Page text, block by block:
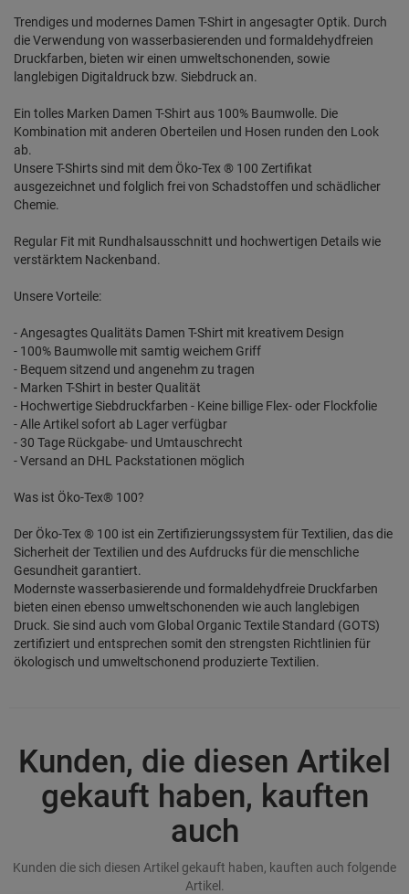
Trendiges und modernes Damen T-Shirt in angesagter Optik. Durch
die Verwendung von wasserbasierenden und formaldehydfreien
Druckfarben, bieten wir einen umweltschonenden, sowie
langlebigen Digitaldruck bzw. Siebdruck an.
Ein tolles Marken Damen T-Shirt aus 100% Baumwolle. Die
Kombination mit anderen Oberteilen und Hosen runden den Look
ab.
Unsere T-Shirts sind mit dem Öko-Tex ® 100 Zertifikat
ausgezeichnet und folglich frei von Schadstoffen und schädlicher
Chemie.
Regular Fit mit Rundhalsausschnitt und hochwertigen Details wie
verstärktem Nackenband.
Unsere Vorteile:
- Angesagtes Qualitäts Damen T-Shirt mit kreativem Design
- 100% Baumwolle mit samtig weichem Griff
- Bequem sitzend und angenehm zu tragen
- Marken T-Shirt in bester Qualität
- Hochwertige Siebdruckfarben - Keine billige Flex- oder Flockfolie
- Alle Artikel sofort ab Lager verfügbar
- 30 Tage Rückgabe- und Umtauschrecht
- Versand an DHL Packstationen möglich
Was ist Öko-Tex® 100?
Der Öko-Tex ® 100 ist ein Zertifizierungssystem für Textilien, das die
Sicherheit der Textilien und des Aufdrucks für die menschliche
Gesundheit garantiert.
Modernste wasserbasierende und formaldehydfreie Druckfarben
bieten einen ebenso umweltschonenden wie auch langlebigen
Druck. Sie sind auch vom Global Organic Textile Standard (GOTS)
zertifiziert und entsprechen somit den strengsten Richtlinien für
ökologisch und umweltschonend produzierte Textilien.
Kunden, die diesen Artikel
gekauft haben, kauften
auch
Kunden die sich diesen Artikel gekauft haben, kauften auch folgende
Artikel.